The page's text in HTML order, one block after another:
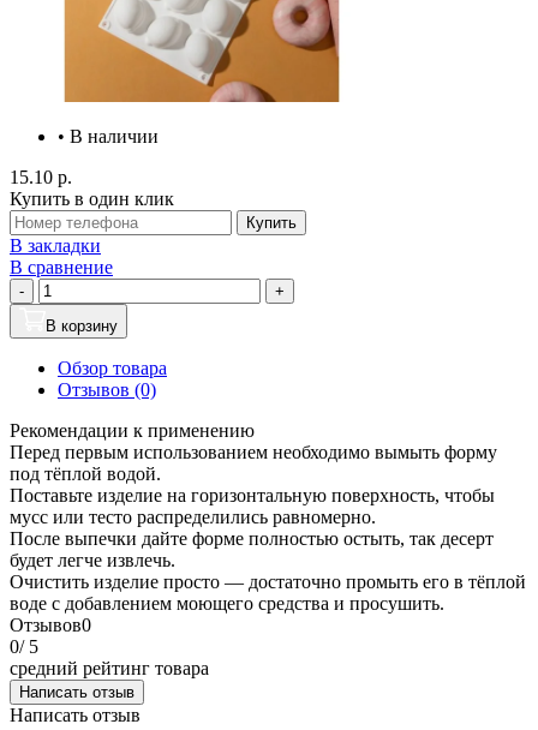
• В наличии
15.10 р.
Купить в один клик
Купить
В закладки
В сравнение
-
+
В корзину
Обзор товара
Отзывов (0)
Рекомендации к применению
Перед первым использованием необходимо вымыть форму
под тёплой водой.
Поставьте изделие на горизонтальную поверхность, чтобы
мусс или тесто распределились равномерно.
После выпечки дайте форме полностью остыть, так десерт
будет легче извлечь.
Очистить изделие просто — достаточно промыть его в тёплой
воде с добавлением моющего средства и просушить.
Отзывов0
0/ 5
средний рейтинг товара
Написать отзыв
Написать отзыв